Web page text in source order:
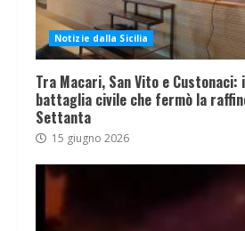
Notizie dalla Sicilia
Tra Macari, San Vito e
battaglia civile che fermò la
Settanta
15 giugno 2026